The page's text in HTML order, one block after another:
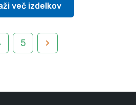
več izdelkov
5